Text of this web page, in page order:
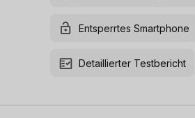
Entsperrtes Smartphone
Detaillierter Testbericht